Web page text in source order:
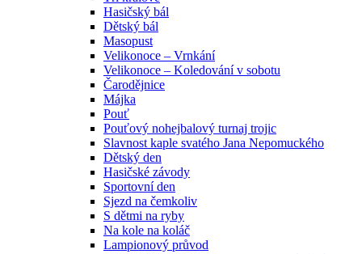
Hasičský bál
Dětský bál
Masopust
Velikonoce – Vrnkání
Velikonoce – Koledování v sobotu
Čarodějnice
Májka
Pouť
Pouťový nohejbalový turnaj trojic
Slavnost kaple svatého Jana Nepomuckého
Dětský den
Hasičské závody
Sportovní den
Sjezd na čemkoliv
S dětmi na ryby
Na kole na koláč
Lampionový průvod